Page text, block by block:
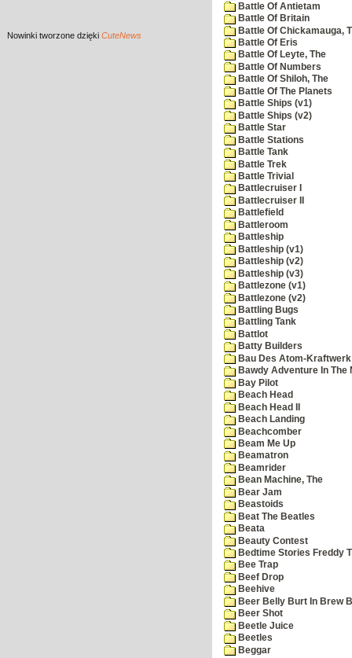
Nowinki tworzone dzięki CuteNews
Battle Of Antietam
Battle Of Britain
Battle Of Chickamauga,
Battle Of Eris
Battle Of Leyte, The
Battle Of Numbers
Battle Of Shiloh, The
Battle Of The Planets
Battle Ships (v1)
Battle Ships (v2)
Battle Star
Battle Stations
Battle Tank
Battle Trek
Battle Trivial
Battlecruiser I
Battlecruiser II
Battlefield
Battleroom
Battleship
Battleship (v1)
Battleship (v2)
Battleship (v3)
Battlezone (v1)
Battlezone (v2)
Battling Bugs
Battling Tank
Battlot
Batty Builders
Bau Des Atom-Kraftwerk
Bawdy Adventure In The
Bay Pilot
Beach Head
Beach Head II
Beach Landing
Beachcomber
Beam Me Up
Beamatron
Beamrider
Bean Machine, The
Bear Jam
Beastoids
Beat The Beatles
Beata
Beauty Contest
Bedtime Stories Freddy
Bee Trap
Beef Drop
Beehive
Beer Belly Burt In Brew
Beer Shot
Beetle Juice
Beetles
Beggar